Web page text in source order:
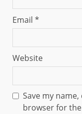
Email *
Website
Save my
browser for